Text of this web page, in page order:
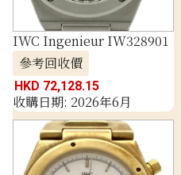
IWC Ingenieur IW328901
參考回收價
HKD 72,128.15
收購日期: 2026年6月